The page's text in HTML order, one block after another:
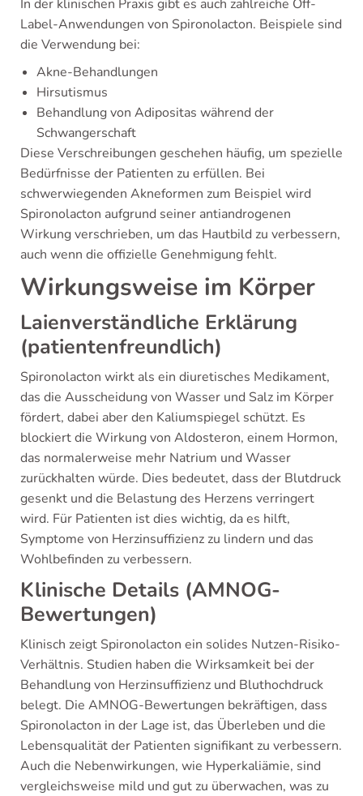
In der klinischen Praxis gibt es auch zahlreiche Off-
Label-Anwendungen von Spironolacton. Beispiele sind
die Verwendung bei:
Akne-Behandlungen
Hirsutismus
Behandlung von Adipositas während der
Schwangerschaft
Diese Verschreibungen geschehen häufig, um spezielle
Bedürfnisse der Patienten zu erfüllen. Bei
schwerwiegenden Akneformen zum Beispiel wird
Spironolacton aufgrund seiner antiandrogenen
Wirkung verschrieben, um das Hautbild zu verbessern,
auch wenn die offizielle Genehmigung fehlt.
Wirkungsweise im Körper
Laienverständliche Erklärung
(patientenfreundlich)
Spironolacton wirkt als ein diuretisches Medikament,
das die Ausscheidung von Wasser und Salz im Körper
fördert, dabei aber den Kaliumspiegel schützt. Es
blockiert die Wirkung von Aldosteron, einem Hormon,
das normalerweise mehr Natrium und Wasser
zurückhalten würde. Dies bedeutet, dass der Blutdruck
gesenkt und die Belastung des Herzens verringert
wird. Für Patienten ist dies wichtig, da es hilft,
Symptome von Herzinsuffizienz zu lindern und das
Wohlbefinden zu verbessern.
Klinische Details (AMNOG-
Bewertungen)
Klinisch zeigt Spironolacton ein solides Nutzen-Risiko-
Verhältnis. Studien haben die Wirksamkeit bei der
Behandlung von Herzinsuffizienz und Bluthochdruck
belegt. Die AMNOG-Bewertungen bekräftigen, dass
Spironolacton in der Lage ist, das Überleben und die
Lebensqualität der Patienten signifikant zu verbessern.
Auch die Nebenwirkungen, wie Hyperkaliämie, sind
vergleichsweise mild und gut zu überwachen, was zu